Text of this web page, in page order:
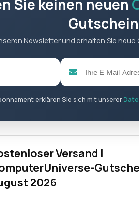
begrenztes angebot
anderen angeboten kombinierbar
finden sie auf der
Sie keinen neuen
Gutschein
Newsletter und erhalten Sie
erklären Sie sich mit unserer
Versand |
2026